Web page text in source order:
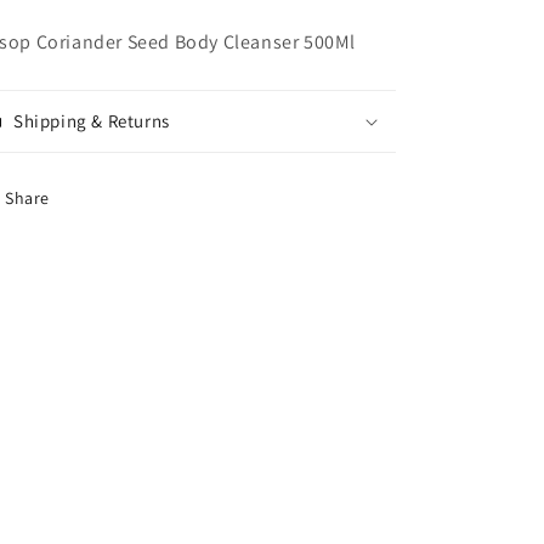
Coriander Seed Body Cleanser 500Ml
Shipping & Returns
Share